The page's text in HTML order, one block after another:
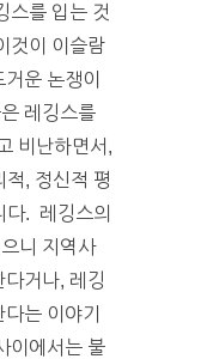
스를 입는 것
것이 이슬람
운 논쟁이
레깅스를
비난하면서,
적, 정신적 평
다. 레깅스의
니 지역사
거나, 레깅
는 이야기
이에서는 불